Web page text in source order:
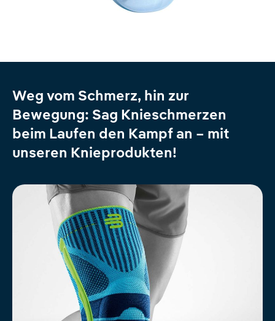
Weg vom Schmerz, hin zur
Bewegung: Sag Knieschmerzen
beim Laufen den Kampf an – mit
unseren Knieprodukten!